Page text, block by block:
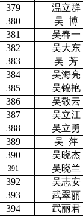
379
温立群
380 吴 博
381
吴春一
382
吴大东
383 吴 芳
384
吴海亮
385
吴锦艳
386
吴敬云
387
吴立江
388
吴立勇
389 吴 萍
390
吴晓杰
391
吴晓兰
392
吴志安
393
武翠丽
394
武丽君